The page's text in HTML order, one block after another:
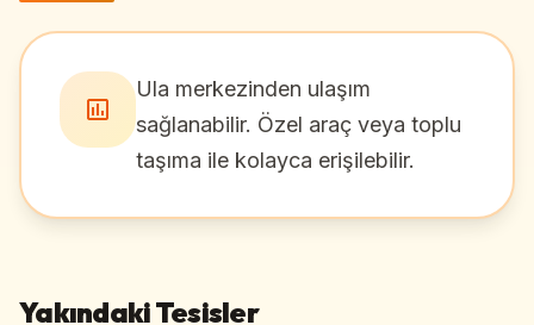
Ula merkezinden ulaşım
sağlanabilir. Özel araç veya toplu
taşıma ile kolayca erişilebilir.
Yakındaki Tesisler